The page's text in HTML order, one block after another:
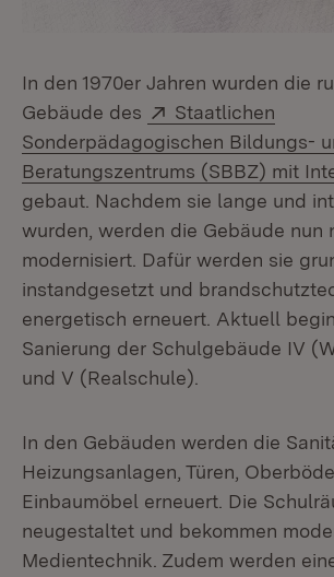
In den 1970er Jahren wurden die
Gebäude des
Extern:
Staatlichen
Sonderpädagogischen Bildungs-
Beratungszentrums (SBBZ) mit
gebaut. Nachdem sie lange und
wurden, werden die Gebäude nun
modernisiert. Dafür werden sie
instandgesetzt und
energetisch erneuert. Aktuell
Sanierung der Schulgebäude IV
und V (Realschule).
In den Gebäuden werden die
Heizungsanlagen, Türen,
Einbaumöbel erneuert. Die
neugestaltet und bekommen
Medientechnik. Zudem werden